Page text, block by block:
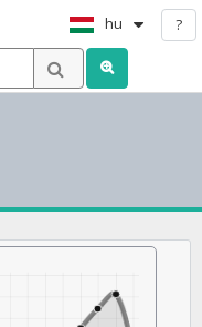
hu ?